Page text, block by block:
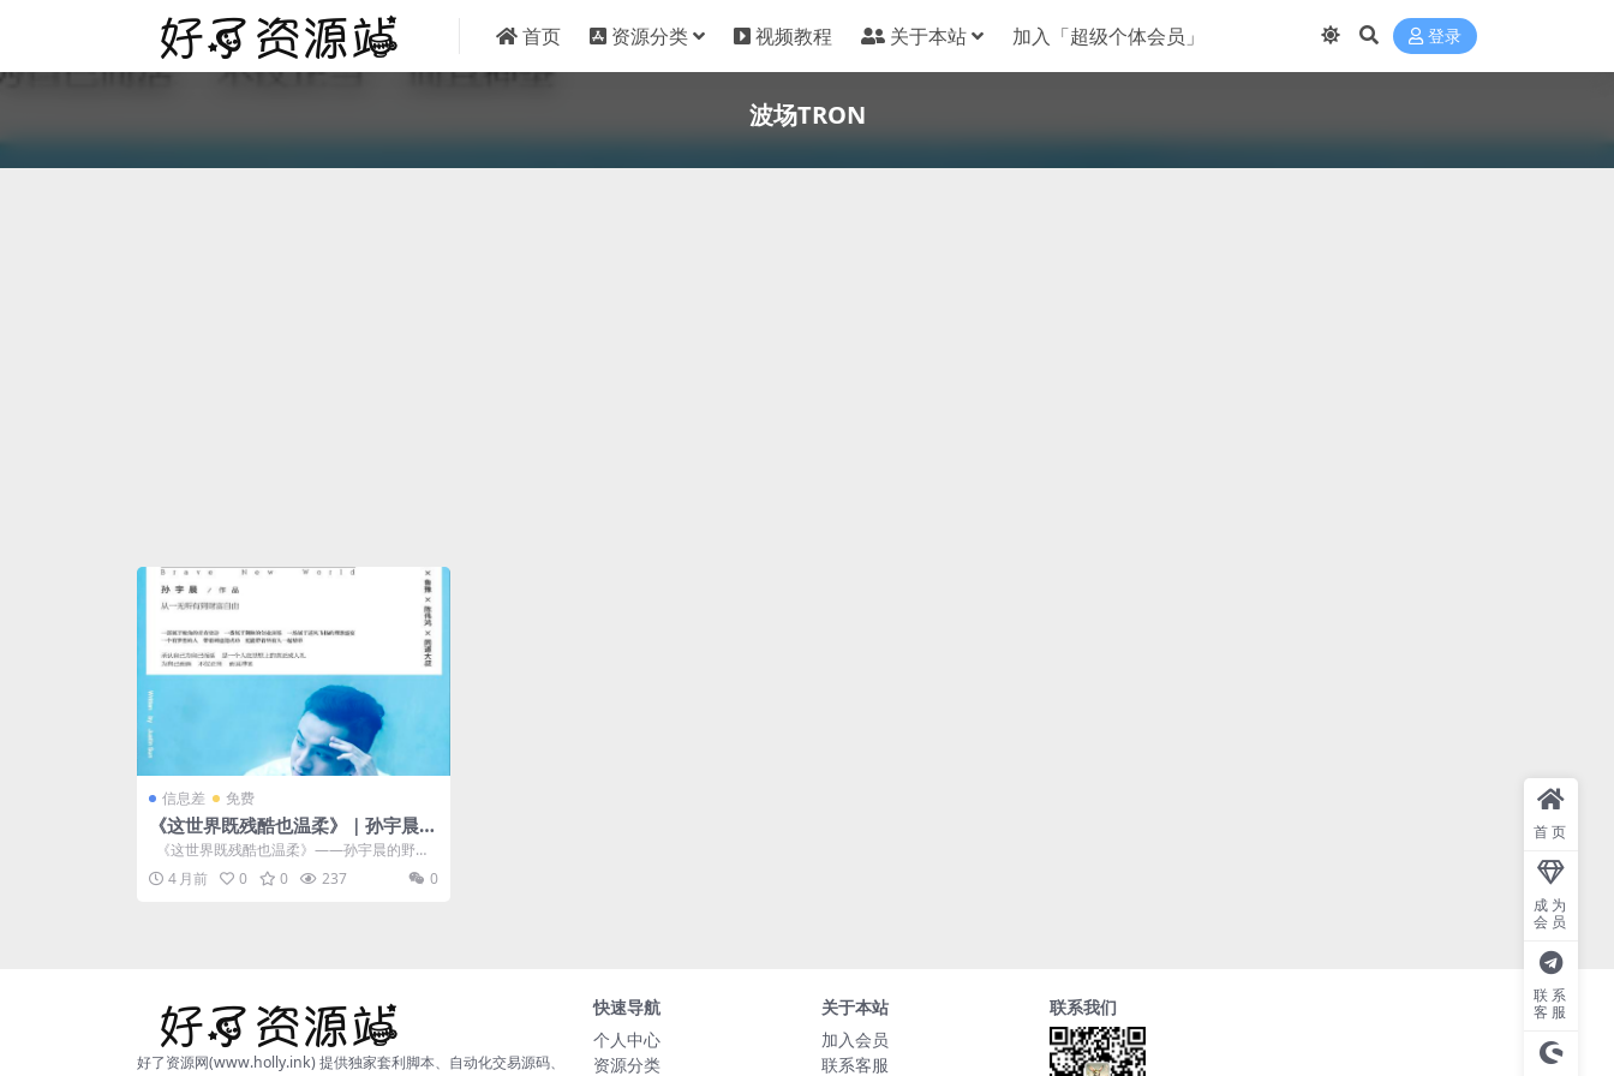
首页 资源分类 视频教程 关于本站 加入「超级个体会员」 登录
波场TRON
信息差 免费
《这世界既残酷也温柔》｜孙宇晨
｜ 90后亿万富翁成长之路 ｜PDF
《这世界既残酷也温柔》——孙宇晨的野
心、争议与真实 📖 书籍介绍 ...
4 月前 0 0 237 0
好了资源网(www.holly.ink) 提供独家套利脚本、自动化交易源码、
快速导航
个人中心
资源分类
关于本站
加入会员
联系客服
联系我们
首页
成为
会员
联系
客服